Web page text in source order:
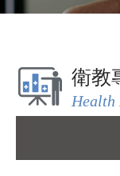
就醫指南
Medical
衛教專區
Health衛教
Health